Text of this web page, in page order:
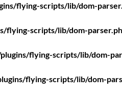
flying-scripts/lib/dom-
flying-scripts/lib/dom-
flying-scripts/lib/dom-
flying-scripts/lib/dom-